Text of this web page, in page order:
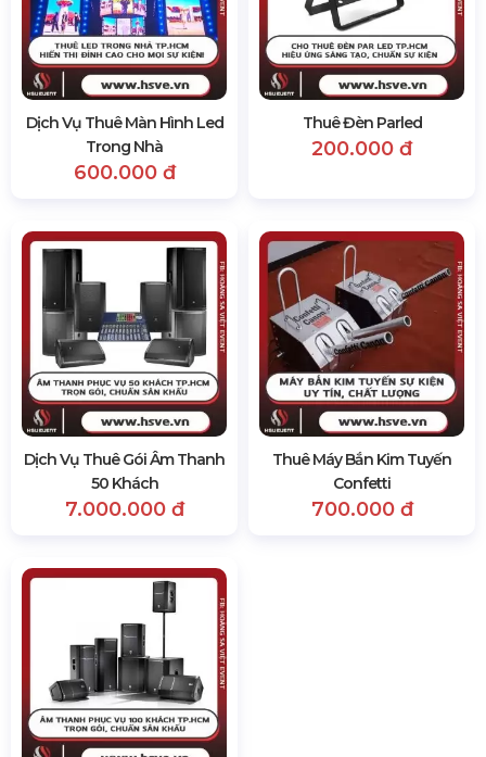
Dịch Vụ Thuê Màn Hình Led
Trong Nhà
600.000 đ
Thuê Đèn Parled
200.000 đ
Dịch Vụ Thuê Gói Âm Thanh
50 Khách
7.000.000 đ
Thuê Máy Bắn Kim Tuyến
Confetti
700.000 đ